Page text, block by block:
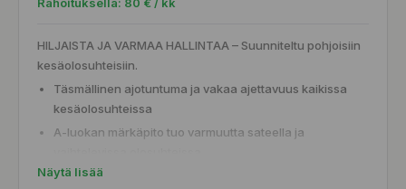
HILJAISTA JA VARMAA HALLINTAA – Suunniteltu pohjoisiin
kesäolosuhteisiin.
Täsmällinen ajotuntuma ja vakaa ajettavuus kaikissa
kesäolosuhteissa
A-luokan märkäpito tuo varmuutta sateella ja
SilentDrive™-teknologia vaimentaa rengasmelua ja
Näytä lisää